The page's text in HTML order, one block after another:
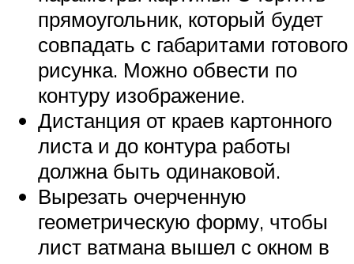
прямоугольник, который будет
совпадать с габаритами готового
рисунка. Можно обвести по
контуру изображение.
Дистанция от краев картонного
листа и до контура работы
должна быть одинаковой.
Вырезать очерченную
геометрическую форму, чтобы
лист ватмана вышел с окном в